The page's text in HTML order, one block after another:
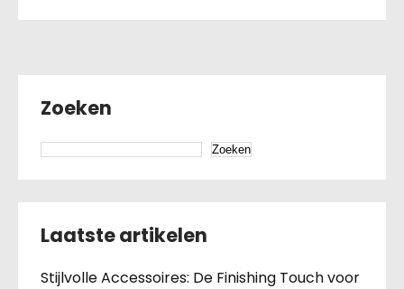
Zoeken
Zoeken
Laatste artikelen
Stijlvolle Accessoires: De Finishing Touch voor